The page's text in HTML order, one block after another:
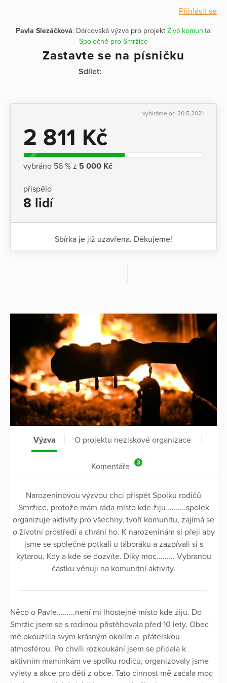
Přihlásit se
Pavla Slezáčková: Dárcovská výzva pro projekt Živá komunita:
Společně pro Smržice
Zastavte se na písničku
Sdílet:
vybíráme od 30.5.2021
2 811 Kč
vybráno 56 % z 5 000 Kč
přispělo
8 lidí
Sbírka je již uzavřena. Děkujeme!
Výzva O projektu neziskové organizace
Komentáře 3
Narozeninovou výzvou chci přispět Spolku rodičů
Smržice, protože mám ráda místo kde žiju..........spolek
organizuje aktivity pro všechny, tvoří komunitu, zajímá se
o životní prostředí a chrání ho. K narozeninám si přeji aby
jsme se společně potkali u táboráku a zazpívali si s
kytarou. Kdy a kde se dozvíte. Díky moc......... Vybranou
částku věnuji na komunitní aktivity.
Něco o Pavle.........není mi lhostejné místo kde žiju. Do
Smržic jsem se s rodinou přistěhovala před 10 lety. Obec
mě okouzlila svým krásným okolím a přátelskou
atmosférou. Po chvíli rozkoukání jsem se přidala k
aktivním maminkám ve spolku rodičů, organizovaly jsme
výlety a akce pro děti z obce. Tato činnost mě začala moc